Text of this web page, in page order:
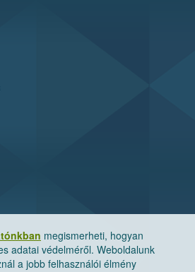
megismerheti, hogyan
adatai védelméről. Weboldalunk
a jobb felhasználói élmény